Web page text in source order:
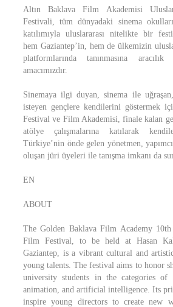
Altın Baklava Film Akademisi
Festivali, tüm dünyadaki sinema
katılımıyla uluslararası nitelikte bir
hem Gaziantep’in, hem de ülkemizin
platformlarında tanınmasına
amacımızdır.
Sinemaya ilgi duyan, sinema ile
isteyen gençlere kendilerini göstermek
Festival ve Film Akademisi, finale kalan
atölye çalışmalarına katılarak
Türkiye’nin önde gelen yönetmen,
oluşan jüri üyeleri ile tanışma imkanı da
EN
ABOUT
The Golden Baklava Film Academy
Film Festival, to be held at Hasan
Gaziantep, is a vibrant cultural and
young talents. The festival aims to honor
university students in the categories of
animation, and artificial intelligence. Its
inspire young directors to create new